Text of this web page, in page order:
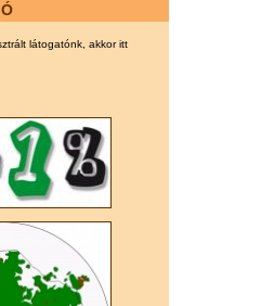
látogatónk, akkor itt